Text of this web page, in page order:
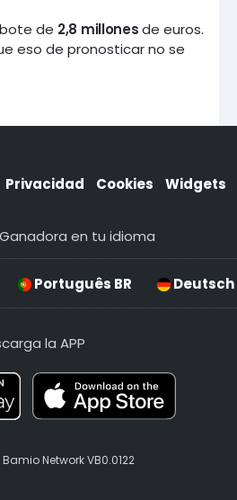
de 2,8 millonesde euros.
eso de pronosticar no se
Privacidad Cookies Widgets
en tu idioma
Português BR Deutsch
la APP
Network VB0.0122